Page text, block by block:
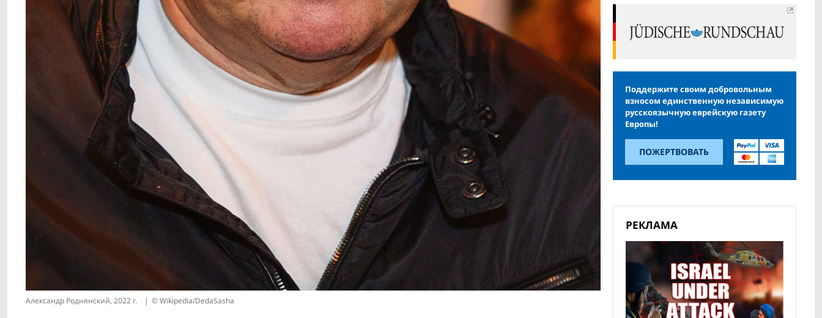
Александр Роднянский, 2022 г. © Wikipedia/DedaSasha
Поддержите своим добровольным
взносом единственную независимую
русскоязычную еврейскую газету
Европы!
ПОЖЕРТВОВАТЬ
РЕКЛАМА